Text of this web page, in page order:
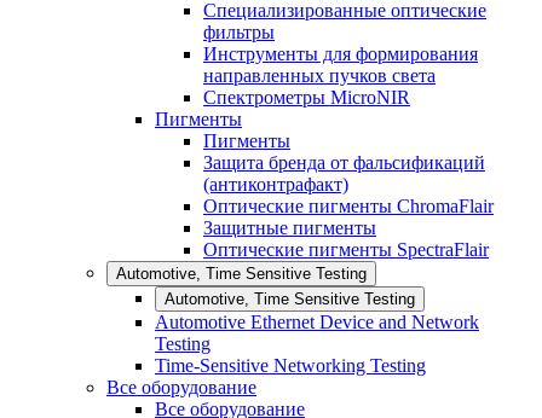
Специализированные оптические
фильтры
Инструменты для формирования
направленных пучков света
Спектрометры MicroNIR
Пигменты
Пигменты
Защита бренда от фальсификаций
(антиконтрафакт)
Оптические пигменты ChromaFlair
Защитные пигменты
Оптические пигменты SpectraFlair
Automotive, Time Sensitive Testing
Automotive, Time Sensitive Testing
Automotive Ethernet Device and Network
Testing
Time-Sensitive Networking Testing
Все оборудование
Все оборудование